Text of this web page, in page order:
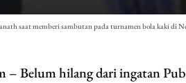
saat memberi sambutan pada turnamen bola kaki di
– Belum hilang dari ingatan